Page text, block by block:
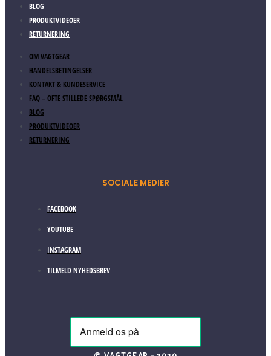
BLOG
PRODUKTVIDEOER
RETURNERING
OM VAGTGEAR
HANDELSBETINGELSER
KONTAKT & KUNDESERVICE
FAQ – OFTE STILLEDE SPØRGSMÅL
BLOG
PRODUKTVIDEOER
RETURNERING
SOCIALE MEDIER
FACEBOOK
YOUTUBE
INSTAGRAM
TILMELD NYHEDSBREV